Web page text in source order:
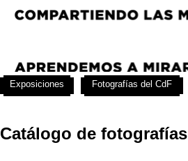
Catálogo de fotografías
Exposiciones Fotografías del CdF